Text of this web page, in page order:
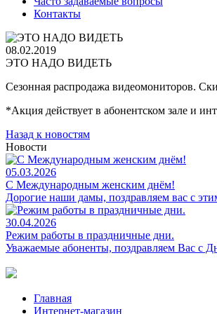
Контакты
08.02.2019
ЭТО НАДО ВИДЕТЬ
Сезонная распродажа видеомониторов.
*Акция действует в абонентском зале и
Назад к новостям
Новости
05.03.2026
С Международным женским днём!
Дорогие наши дамы, поздравляем вас с
30.04.2026
Режим работы в праздничные дни.
Уважаемые абоненты, поздравляем Вас с
Главная
Интернет-магазин